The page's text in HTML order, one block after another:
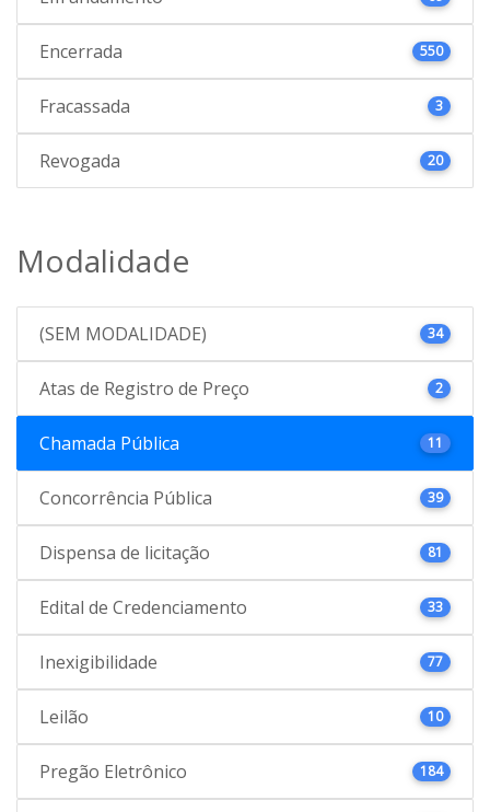
Encerrada 550
Fracassada 3
Revogada 20
Modalidade
(SEM MODALIDADE) 34
Atas de Registro de Preço 2
Chamada Pública 11
Concorrência Pública 39
Dispensa de licitação 81
Edital de Credenciamento 33
Inexigibilidade 77
Leilão 10
Pregão Eletrônico 184